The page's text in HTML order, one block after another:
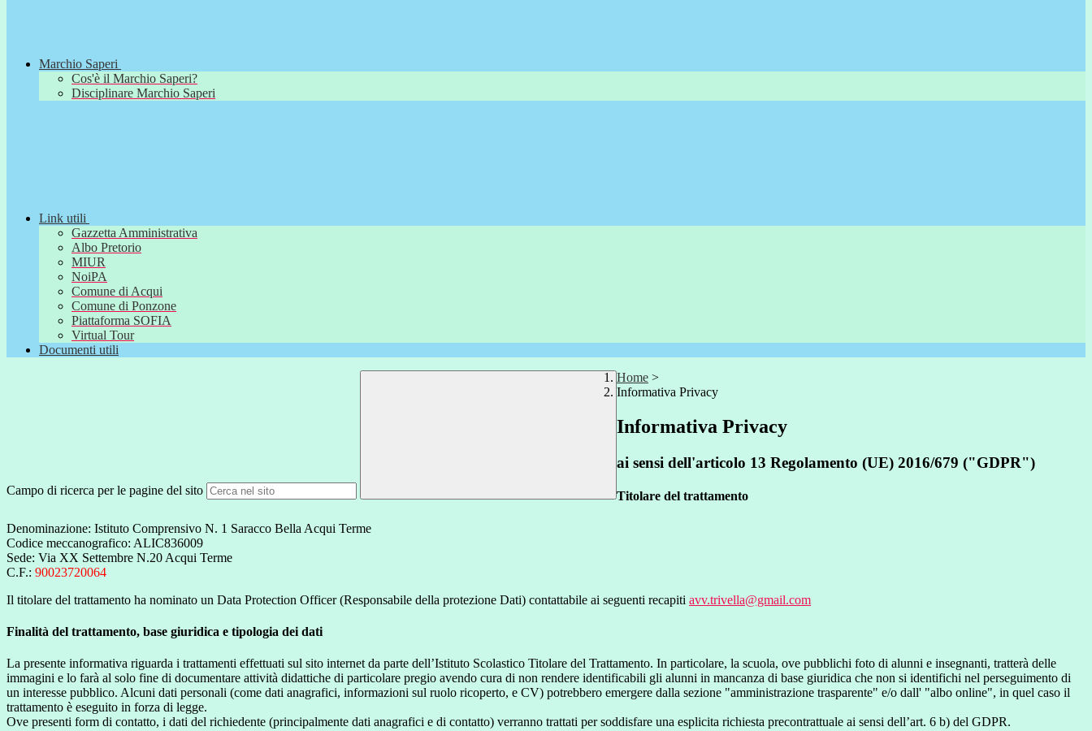
Marchio Saperi
Cos'è il Marchio Saperi?
Disciplinare Marchio Saperi
Link utili
Gazzetta Amministrativa
Albo Pretorio
MIUR
NoiPA
Comune di Acqui
Comune di Ponzone
Piattaforma SOFIA
Virtual Tour
Documenti utili
Campo di ricerca per le pagine del sito
Home >
Informativa Privacy
Informativa Privacy
ai sensi dell'articolo 13 Regolamento (UE) 2016/679 ("GDPR")
Titolare del trattamento
Denominazione: Istituto Comprensivo N. 1 Saracco Bella Acqui Terme
Codice meccanografico: ALIC836009
Sede: Via XX Settembre N.20 Acqui Terme
C.F.: 90023720064
Il titolare del trattamento ha nominato un Data Protection Officer (Responsabile della protezione Dati) contattabile ai seguenti recapiti avv.trivella@gmail.com
Finalità del trattamento, base giuridica e tipologia dei dati
La presente informativa riguarda i trattamenti effettuati sul sito internet da parte dell’Istituto Scolastico Titolare del Trattamento. In particolare, la scuola, ove pubblichi foto di alunni e insegnanti, tratterà delle
immagini e lo farà al solo fine di documentare attività didattiche di particolare pregio avendo cura di non rendere identificabili gli alunni in mancanza di base giuridica che non si identifichi nel perseguimento di
un interesse pubblico. Alcuni dati personali (come dati anagrafici, informazioni sul ruolo ricoperto, e CV) potrebbero emergere dalla sezione "amministrazione trasparente" e/o dall' "albo online", in quel caso il
trattamento è eseguito in forza di legge.
Ove presenti form di contatto, i dati del richiedente (principalmente dati anagrafici e di contatto) verranno trattati per soddisfare una esplicita richiesta precontrattuale ai sensi dell’art. 6 b) del GDPR.